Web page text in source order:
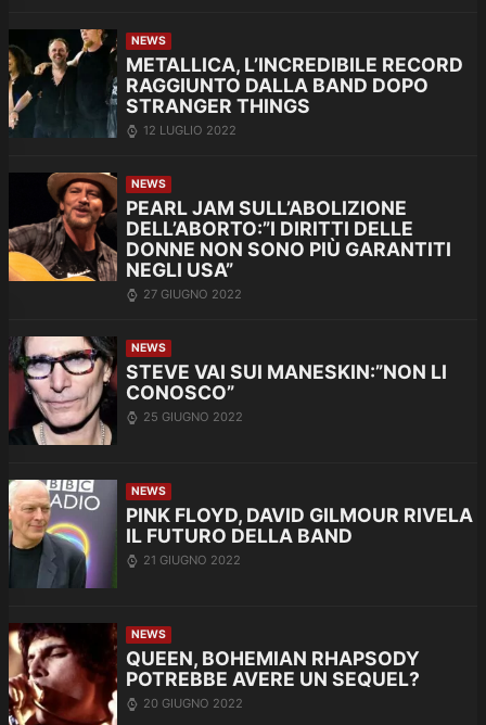
NEWS
METALLICA, L’INCREDIBILE RECORD
RAGGIUNTO DALLA BAND DOPO
STRANGER THINGS
12 LUGLIO 2022
NEWS
PEARL JAM SULL’ABOLIZIONE
DELL’ABORTO:”I DIRITTI DELLE
DONNE NON SONO PIÙ GARANTITI
NEGLI USA”
27 GIUGNO 2022
NEWS
STEVE VAI SUI MANESKIN:”NON LI
CONOSCO”
25 GIUGNO 2022
NEWS
PINK FLOYD, DAVID GILMOUR RIVELA
IL FUTURO DELLA BAND
21 GIUGNO 2022
NEWS
QUEEN, BOHEMIAN RHAPSODY
POTREBBE AVERE UN SEQUEL?
20 GIUGNO 2022